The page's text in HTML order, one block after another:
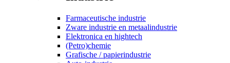
Farmaceutische industrie
Zware industrie en metaalindustrie
Elektronica en hightech
(Petro)chemie
Grafische / papierindustrie